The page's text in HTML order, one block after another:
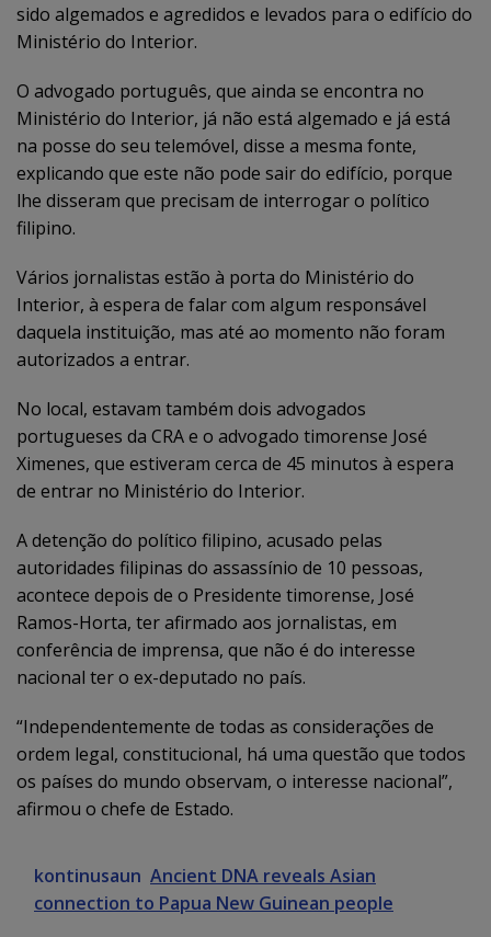
sido algemados e agredidos e levados para o edifício do
Ministério do Interior.
O advogado português, que ainda se encontra no
Ministério do Interior, já não está algemado e já está
na posse do seu telemóvel, disse a mesma fonte,
explicando que este não pode sair do edifício, porque
lhe disseram que precisam de interrogar o político
filipino.
Vários jornalistas estão à porta do Ministério do
Interior, à espera de falar com algum responsável
daquela instituição, mas até ao momento não foram
autorizados a entrar.
No local, estavam também dois advogados
portugueses da CRA e o advogado timorense José
Ximenes, que estiveram cerca de 45 minutos à espera
de entrar no Ministério do Interior.
A detenção do político filipino, acusado pelas
autoridades filipinas do assassínio de 10 pessoas,
acontece depois de o Presidente timorense, José
Ramos-Horta, ter afirmado aos jornalistas, em
conferência de imprensa, que não é do interesse
nacional ter o ex-deputado no país.
“Independentemente de todas as considerações de
ordem legal, constitucional, há uma questão que todos
os países do mundo observam, o interesse nacional”,
afirmou o chefe de Estado.
kontinusaun Ancient DNA reveals Asian
connection to Papua New Guinean people